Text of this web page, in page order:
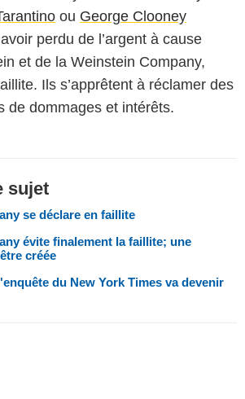
ou George Clooney
perdu de l’argent à cause
et de la Weinstein Company,
Ils s’apprêtent à réclamer des
de dommages et intérêts.
sujet
se déclare en faillite
évite finalement la faillite; une
créée
du New York Times va devenir